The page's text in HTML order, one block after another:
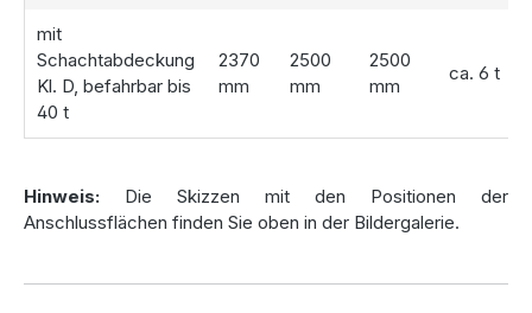
Schnelle Lieferung und einfache
Installation
Die Anlieferung erfolgt direkt in die vorbereitete Baugrube
Sie dieLiefer-, Versand- undZahlungsbedingungen:
mit
Schachtabdeckung
Kl. D, befahrbar bis
40 t
2370
mm
2500
mm
2500
mm
ca. 6 t
Hinweis: Die Skizzen mit den Positionen der
Anschlussflächen finden Sie oben in der Bildergalerie.